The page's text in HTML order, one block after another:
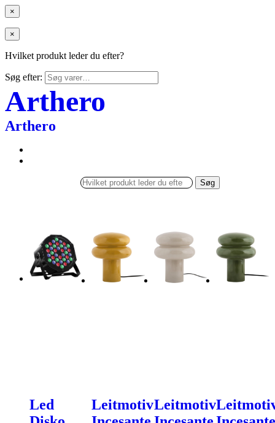
×
×
Hvilket produkt leder du efter?
Søg efter:
Arthero
Arthero
Søg
Led
LeitmotivLeitmotiv